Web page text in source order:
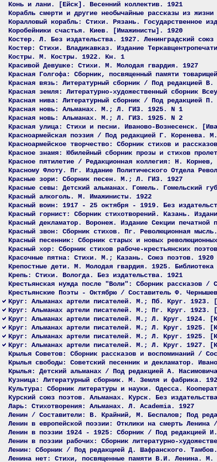
Конь и лани. [Ейск]. Весенний коллектив. 1921
Корабль смерти и другие необычайные рассказы из
Коралловый корабль: Стихи. Рязань. Государственное
Коробейники счастья. Киев. [Имажинисты]. 1920
Костер. Л. Без издательства. 1927. Ленинградский союз
Костер: Стихи. Владикавказ. Издание
Костры. М. Костры. 1922. Кн. 1
Красивой Девушке: Стихи. М. Молодая гвардия. 1927
Красная Голгофа: Сборник, посвященный памяти
Красная вязь: Литературный сборник / Под редакцией
Красная земля: Литературно-художественный сборник
Красная нива: Литературный сборник / Под редакцией
Красная новь: Альманах. М.; Л. ГИЗ. 1925. N 1
Красная новь: Альманах. М.; Л. ГИЗ. 1925. N 2
Красная улица: Стихи и песни. Иваново-Вознесенск.
Красноармейская поэзия / Под редакцией Г. Коренева.
Красноармейское творчество: Сборник стихов и
Красное знамя: Юбилейный сборник прозы и стихов
Красное пятилетие / Редакционная коллегия: Н.
Красному Флоту. Пг. Издание Политического Отдела
Красные зори: Сборник песен. М.; Л. ГИЗ. 1927
Красные севы: Детский альманах. Гомель. Гомельский
Красный алкоголь. М. Имажинисты. 1922
Красный воин: 1917 - 25 октября - 1919. Без
Красный горнист: Сборник стихотворений. Казань.
Красный декламатор. Воронеж. Издание Секции
Красный звон: Сборник стихов. Пг. Революционная
Красный песенник: Сборник старых и новых
Красный хор: Сборник стихов рабоче-крестьянских
Красочные пятна: Стихи. М.; Казань. Союз поэтов. 1920
Крепостные дети. М. Молодая гвардия. 1925.
Крепь: Стихи. Вологда. Без издательства. 1921
Крестьянская нужда после "Воли": Сборник
Крестьянские Поэты - Октябрю / Составитель Ф.
Круг: Альманах артели писателей. М.; Пб. Круг.
Круг: Альманах артели писателей. М.; Пг. Круг.
Круг: Альманах артели писателей. М.; Л. Круг. 1924.
Круг: Альманах артели писателей. М.; Л. Круг. 1925.
Круг: Альманах артели писателей. М.; Л. Круг. 1925.
Круг: Альманах артели писателей. М.; Л. Круг. 1927.
Крылья Советов: Сборник рассказов и воспоминаний /
Крылья свободы: Советский песенник и декламатор.
Крылья: Детский альманах / Под редакцией А.
Кузница: Литературный сборник. М. Земля и фабрика.
Культура: Сборник литературы и науки. Одесса.
Курский союз поэтов. Альманах. Курск. Без
Ларь: Стихотворения: Альманах. Л. Academia. 1927
Ленин / Составители: В. Крайний, М. Беспалов; Под
Ленин в европейской поэзии: Отклики на смерть
Ленин в поэзии 1924 - 1925: Сборник / Под редакцией
Ленин в поэзии рабочих: Сборник литературно-
Ленин: Сборник / Под редакцией Д. Шафранского.
Ленина нет: Стихи, посвященные памяти В.И. Ленина.